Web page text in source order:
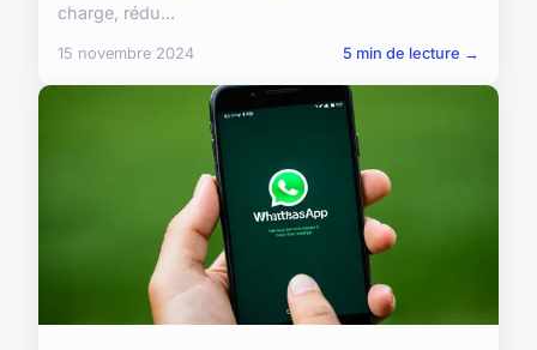
charge, rédu...
15 novembre 2024 5 min de lecture →